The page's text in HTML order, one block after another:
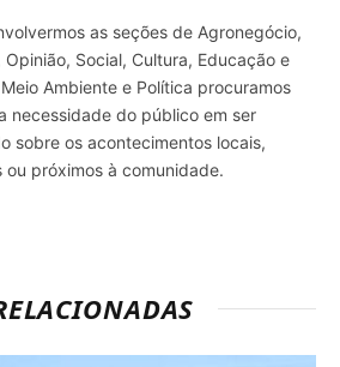
as seções de Agronegócio,
Opinião, Social, Cultura, Educação e
Ambiente e Política procuramos
necessidade do público em ser
sobre os acontecimentos locais,
ou próximos à comunidade.